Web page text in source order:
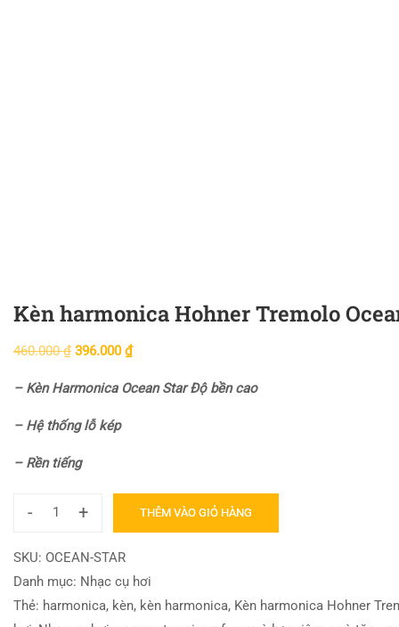
Kèn harmonica Hohner Tremolo
460.000₫ 396.000₫
– Kèn Harmonica Ocean Star Độ bền cao
– Hệ thống lỗ kép
– Rền tiếng
- + THÊM VÀO GIỎ HÀNG
SKU: OCEAN-STAR
Danh mục: Nhạc cụ hơi
Thẻ: harmonica, kèn, kèn harmonica, Kèn harmonica Hohner